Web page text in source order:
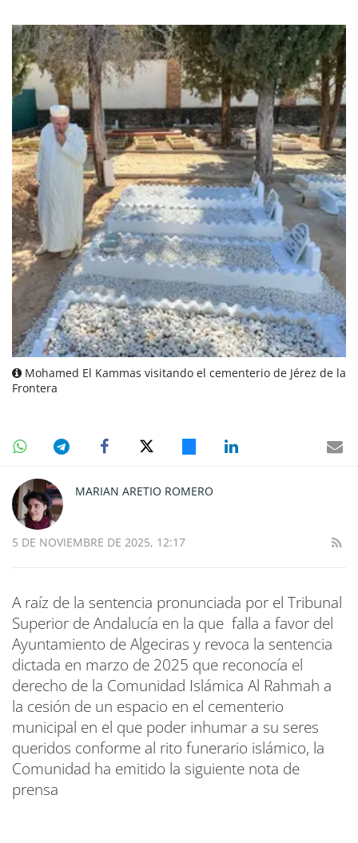
Mohamed El Kammas visitando el cementerio de Jérez de la
Frontera
MARIAN ARETIO ROMERO
5 DE NOVIEMBRE DE 2025, 12:17
A raíz de la sentencia pronunciada por el Tribunal
Superior de Andalucía en la que falla a favor del
Ayuntamiento de Algeciras y revoca la sentencia
dictada en marzo de 2025 que reconocía el
derecho de la Comunidad Islámica Al Rahmah a
la cesión de un espacio en el cementerio
municipal en el que poder inhumar a su seres
queridos conforme al rito funerario islámico, la
Comunidad ha emitido la siguiente nota de
prensa